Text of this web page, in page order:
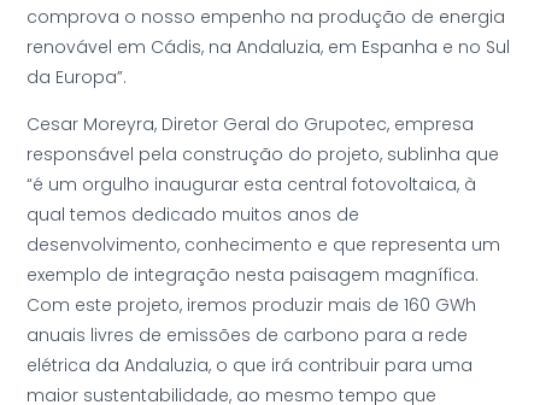
comprova o nosso empenho na produção de energia
renovável em Cádis, na Andaluzia, em Espanha e no Sul
da Europa”.
Cesar Moreyra, Diretor Geral do Grupotec, empresa
responsável pela construção do projeto, sublinha que
“é um orgulho inaugurar esta central fotovoltaica, à
qual temos dedicado muitos anos de
desenvolvimento, conhecimento e que representa um
exemplo de integração nesta paisagem magnífica.
Com este projeto, iremos produzir mais de 160 GWh
anuais livres de emissões de carbono para a rede
elétrica da Andaluzia, o que irá contribuir para uma
maior sustentabilidade, ao mesmo tempo que